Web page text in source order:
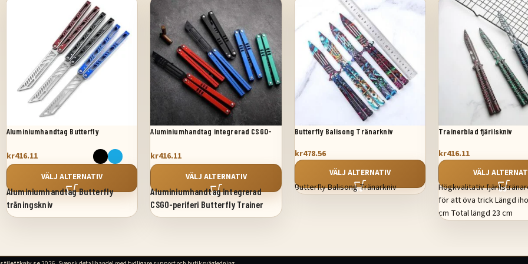
Aluminiumhandtag Butterfly
kr416.11
VÄLJ ALTERNATIV
Aluminiumhandtag Butterfly
träningskniv
Aluminiumhandtag integrerad CSGO-
kr416.11
VÄLJ ALTERNATIV
Aluminiumhandtag integrerad
CSGO-periferi Butterfly Trainer
Butterfly Balisong Tränarkniv
kr478.56
VÄLJ ALTERNATIV
Butterfly Balisong Tränarkniv
Trainerblad fjärilskniv
kr416.11
VÄLJ
Högkvalitativ
för att öva trick Längd
cm Total längd 23 cm